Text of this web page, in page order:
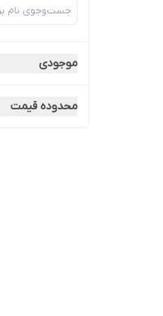
موجودی
محدوده قیمت